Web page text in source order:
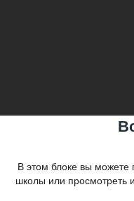
В этом блоке вы можете
школы или